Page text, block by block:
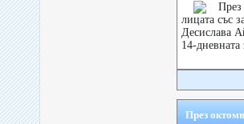
През
лицата със
Десислава
14-дневната
През